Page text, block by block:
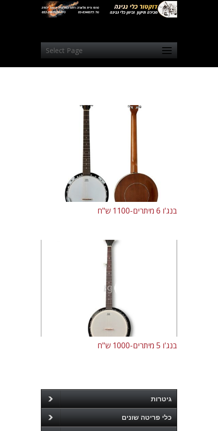
Select Page
בנג'ו 6 מיתרים-1100 ש"ח
בנג'ו 5 מיתרים-1000 ש"ח
גיטרות
כלי פריטה שונים